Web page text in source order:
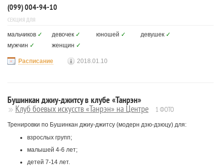
(099) 004-94-10
СЕКЦИЯ ДЛЯ
мальчиков ✓ девочек ✓ юношей ✓ девушек ✓
мужчин ✓ женщин ✓
Расписание 2018.01.10
Бушинкан джиу-джитсу в клубе «Танрэн»
Клуб боевых искусств «Танрэн» на Центре 1 ФОТО
Тренировки по Бушинкан джиу-джитсу (модерн дзю-дзюцу) для:
взрослых групп;
малышей 4-6 лет;
детей 7-14 лет.